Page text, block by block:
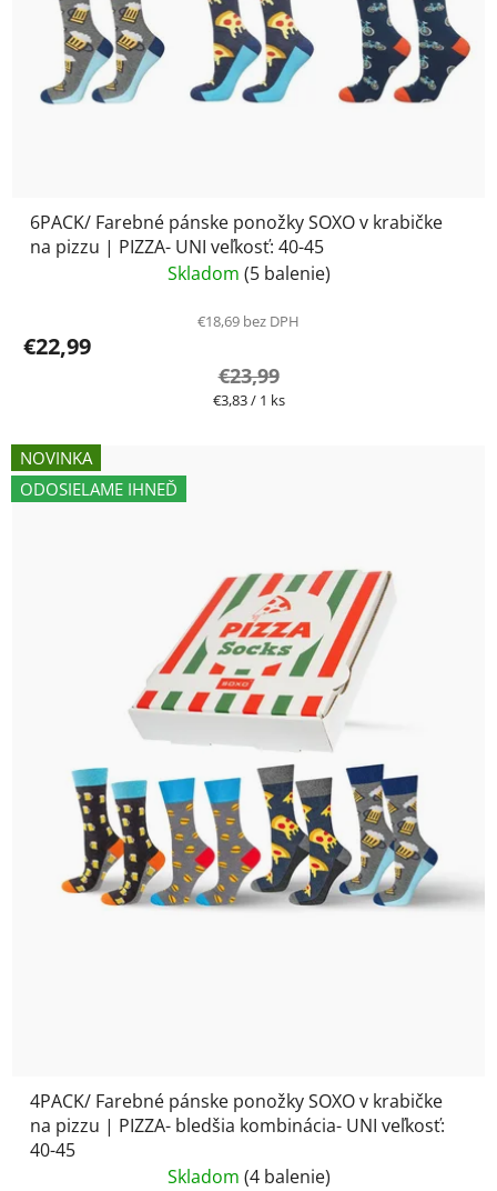
6PACK/ Farebné pánske ponožky SOXO v krabičke
na pizzu | PIZZA- UNI veľkosť: 40-45
Skladom (5 balenie)
€18,69 bez DPH
€22,99
€23,99
Jednotková
€3,83 / 1 ks
NOVINKA
ODOSIELAME IHNEĎ
4PACK/ Farebné pánske ponožky SOXO v krabičke
na pizzu | PIZZA- bledšia kombinácia- UNI veľkosť:
40-45
Skladom (4 balenie)